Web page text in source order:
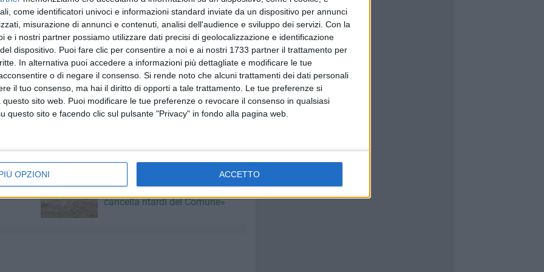
come identificatori univoci e informazioni standard inviate da un dispositivo per annunci
misurazione di annunci e contenuti, analisi dell'audience e sviluppo dei servizi. Con la
e i nostri partner possiamo utilizzare dati precisi di geolocalizzazione e identificazione
dispositivo. Puoi fare clic per consentire a noi e ai nostri 1733 partner il trattamento per
In alternativa puoi accedere a informazioni più dettagliate e modificare le tue
o di negare il consenso. Si rende noto che alcuni trattamenti dei dati personali
il tuo consenso, ma hai il diritto di opporti a tale trattamento. Le tue preferenze si
sito web. Puoi modificare le tue preferenze o revocare il consenso in qualsiasi
questo sito e facendo clic sul pulsante "Privacy" in fondo alla pagina web.
OPZIONI ACCETTO
delsecco residuo. Da domani,giovedì 2
con coperchio marrone(già in uso per l'umido). Quello
soltanto per il conferimento della carta.
equivale a mancato conferimento perché non rilevabile
penalizzazioni dopo l'avvio del nuovo sistema di
la seconda fase della sperimentazione in corso per
e più equa».
«Proroga della scadenza non
cancella ritardi del Comune»